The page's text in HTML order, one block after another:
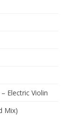
Electric Violin
Mix)